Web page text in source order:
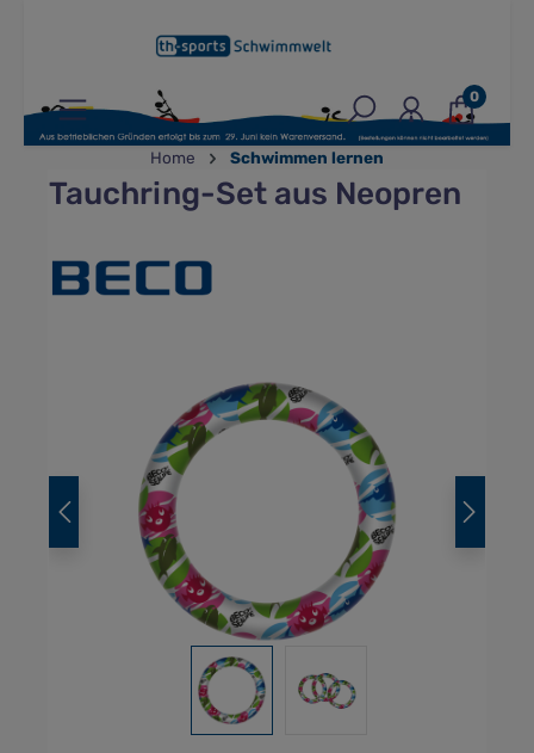
0
Home Schwimmen lernen
Tauchring-Set aus Neopren
Bildergalerie überspringen